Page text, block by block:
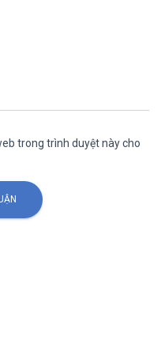
trong trình duyệt này cho